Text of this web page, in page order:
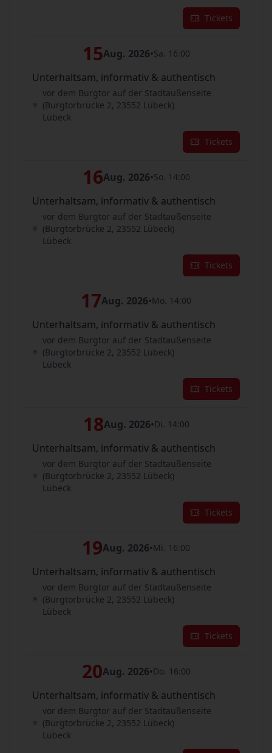
Tickets
15Aug. 2026•Sa. 16:00
Unterhaltsam, informativ & authentisch
vor dem Burgtor auf der Stadtaußenseite
(Burgtorbrücke 2, 23552 Lübeck)
Lübeck
Tickets
16Aug. 2026•So. 14:00
Unterhaltsam, informativ & authentisch
vor dem Burgtor auf der Stadtaußenseite
(Burgtorbrücke 2, 23552 Lübeck)
Lübeck
Tickets
17Aug. 2026•Mo. 14:00
Unterhaltsam, informativ & authentisch
vor dem Burgtor auf der Stadtaußenseite
(Burgtorbrücke 2, 23552 Lübeck)
Lübeck
Tickets
18Aug. 2026•Di. 14:00
Unterhaltsam, informativ & authentisch
vor dem Burgtor auf der Stadtaußenseite
(Burgtorbrücke 2, 23552 Lübeck)
Lübeck
Tickets
19Aug. 2026•Mi. 16:00
Unterhaltsam, informativ & authentisch
vor dem Burgtor auf der Stadtaußenseite
(Burgtorbrücke 2, 23552 Lübeck)
Lübeck
Tickets
20Aug. 2026•Do. 16:00
Unterhaltsam, informativ & authentisch
vor dem Burgtor auf der Stadtaußenseite
(Burgtorbrücke 2, 23552 Lübeck)
Lübeck